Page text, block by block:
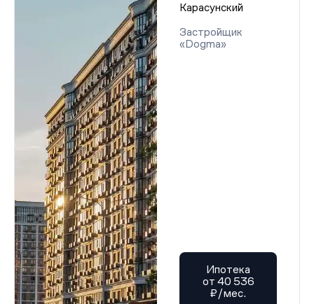
Карасунский
Застройщик
«Dogma»
Ипотека
от 40 536
₽/мес.